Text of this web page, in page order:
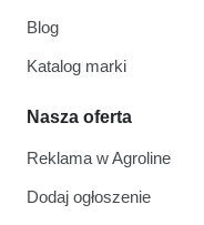
Blog
Katalog marki
Nasza oferta
Reklama w Agroline
Dodaj ogłoszenie